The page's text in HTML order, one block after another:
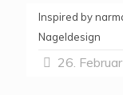
Inspired by
Nageldesign
26.